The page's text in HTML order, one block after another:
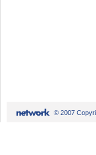
© 2007